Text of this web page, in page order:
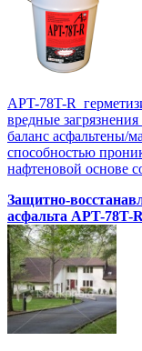
APT-78T-R
вредные
баланс асфальтены/
способностью
нафтеновой основе
Защитно-
асфальта APT-78T-R